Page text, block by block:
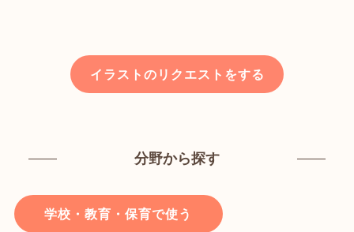
イラストのリクエストをする
分野から探す
学校・教育・保育で使う